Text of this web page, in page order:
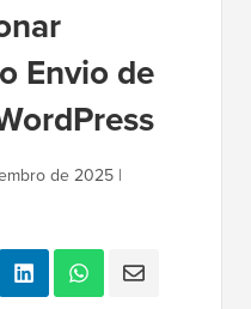
Envio de
de 2025 |